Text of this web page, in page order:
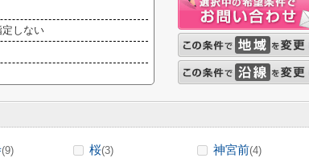
定しない
(9) 桜(3) 神宮前(4)